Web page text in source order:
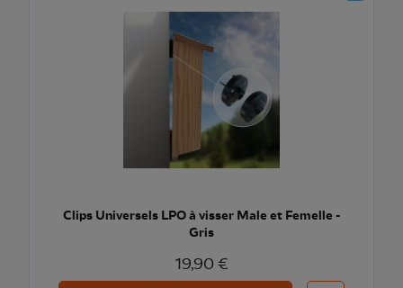
Clips Universels LPO à visser Male et Femelle -
Gris
19,90 €